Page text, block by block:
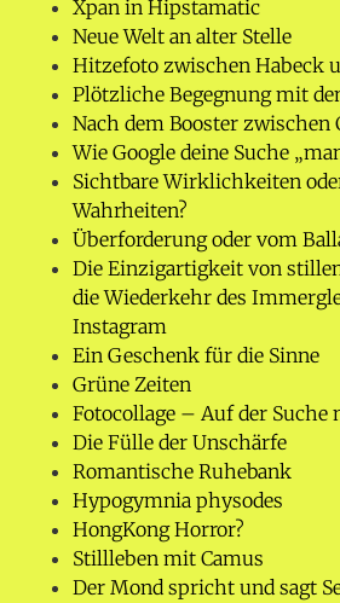
Xpan in Hipstamatic
Neue Welt an alter Stelle
Hitzefoto zwischen Habeck
Plötzliche Begegnung mit
Nach dem Booster zwischen
Wie Google deine Suche
Sichtbare Wirklichkeiten
Wahrheiten?
Überforderung oder vom
Die Einzigartigkeit von
die Wiederkehr des
Instagram
Ein Geschenk für die Sinne
Grüne Zeiten
Fotocollage – Auf der
Die Fülle der Unschärfe
Romantische Ruhebank
Hypogymnia physodes
HongKong Horror?
Stillleben mit Camus
Der Mond spricht und sagt